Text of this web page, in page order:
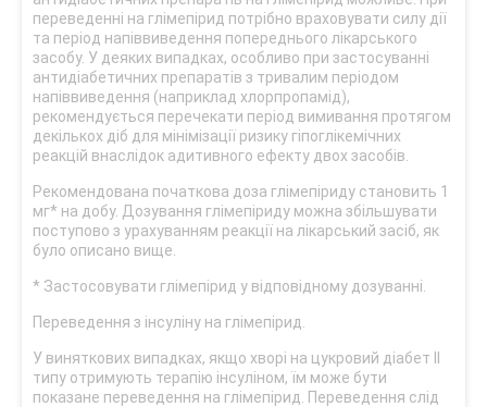
переведенні на глімепірид потрібно враховувати силу дії
та період напіввиведення попереднього лікарського
засобу. У деяких випадках, особливо при застосуванні
антидіабетичних препаратів з тривалим періодом
напіввиведення (наприклад хлорпропамід),
рекомендується перечекати період вимивання протягом
декількох діб для мінімізації ризику гіпоглікемічних
реакцій внаслідок адитивного ефекту двох засобів.
Рекомендована початкова доза глімепіриду становить 1
мг* на добу. Дозування глімепіриду можна збільшувати
поступово з урахуванням реакції на лікарський засіб, як
було описано вище.
* Застосовувати глімепірид у відповідному дозуванні.
Переведення з інсуліну на глімепірид.
У виняткових випадках, якщо хворі на цукровий діабет ІІ
типу отримують терапію інсуліном, їм може бути
показане переведення на глімепірид. Переведення слід